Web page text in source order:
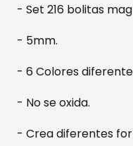
- Set 216 bolitas
- 5mm.
- 6 Colores
- No se oxida.
- Crea diferentes